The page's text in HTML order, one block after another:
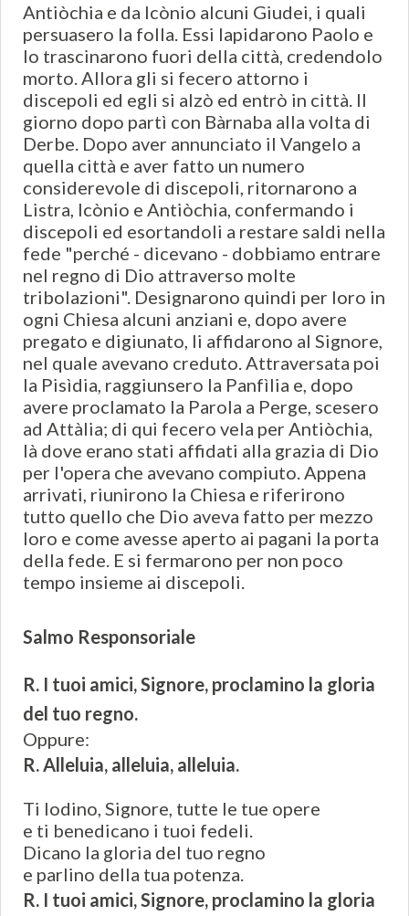
Antiòchia e da Icònio alcuni Giudei, i quali
persuasero la folla. Essi lapidarono Paolo e
lo trascinarono fuori della città, credendolo
morto. Allora gli si fecero attorno i
discepoli ed egli si alzò ed entrò in città. Il
giorno dopo partì con Bàrnaba alla volta di
Derbe. Dopo aver annunciato il Vangelo a
quella città e aver fatto un numero
considerevole di discepoli, ritornarono a
Listra, Icònio e Antiòchia, confermando i
discepoli ed esortandoli a restare saldi nella
fede "perché - dicevano - dobbiamo entrare
nel regno di Dio attraverso molte
tribolazioni". Designarono quindi per loro in
ogni Chiesa alcuni anziani e, dopo avere
pregato e digiunato, li affidarono al Signore,
nel quale avevano creduto. Attraversata poi
la Pisìdia, raggiunsero la Panfìlia e, dopo
avere proclamato la Parola a Perge, scesero
ad Attàlia; di qui fecero vela per Antiòchia,
là dove erano stati affidati alla grazia di Dio
per l'opera che avevano compiuto. Appena
arrivati, riunirono la Chiesa e riferirono
tutto quello che Dio aveva fatto per mezzo
loro e come avesse aperto ai pagani la porta
della fede. E si fermarono per non poco
tempo insieme ai discepoli.
Salmo Responsoriale
R. I tuoi amici, Signore, proclamino la gloria
del tuo regno.
Oppure:
R. Alleluia, alleluia, alleluia.
Ti lodino, Signore, tutte le tue opere
e ti benedicano i tuoi fedeli.
Dicano la gloria del tuo regno
e parlino della tua potenza.
R. I tuoi amici, Signore, proclamino la gloria